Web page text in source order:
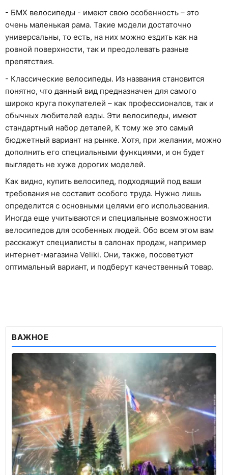
- БМХ велосипеды - имеют свою особенность – это
очень маленькая рама. Такие модели достаточно
универсальны, то есть, на них можно ездить как на
ровной поверхности, так и преодолевать разные
препятствия.
- Классические велосипеды. Из названия становится
понятно, что данный вид предназначен для самого
широко круга покупателей – как профессионалов, так и
обычных любителей езды. Эти велосипеды, имеют
стандартный набор деталей, К тому же это самый
бюджетный вариант на рынке. Хотя, при желании, можно
дополнить его специальными функциями, и он будет
выглядеть не хуже дорогих моделей.
Как видно, купить велосипед, подходящий под ваши
требования не составит особого труда. Нужно лишь
определится с основными целями его использования.
Иногда еще учитываются и специальные возможности
велосипедов для особенных людей. Обо всем этом вам
расскажут специалисты в салонах продаж, например
интернет-магазина Veliki. Они, также, посоветуют
оптимальный вариант, и подберут качественный товар.
ВАЖНОЕ